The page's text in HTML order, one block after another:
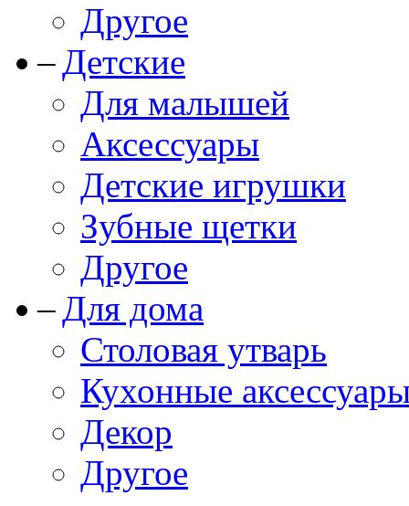
Другое
Детские
Для малышей
Аксессуары
Детские игрушки
Зубные щетки
Другое
Для дома
Столовая утварь
Кухонные
Декор
Другое